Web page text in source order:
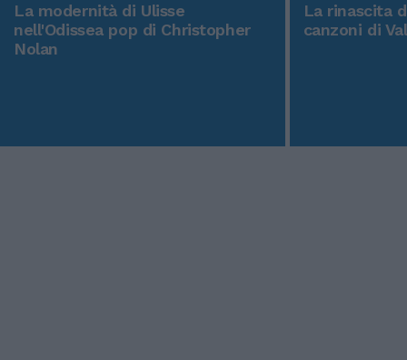
La modernità di Ulisse
nell'Odissea pop di Christopher
Nolan
La rinascita
canzoni di